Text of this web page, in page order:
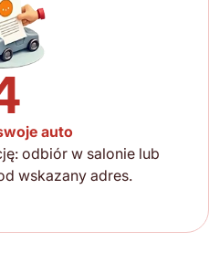
auto
odbiór w salonie lub
wskazany adres.